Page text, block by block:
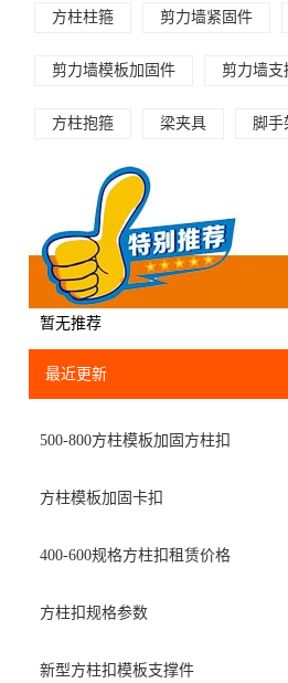
方柱柱箍 剪力墙紧固件
剪力墙模板加固件 剪力墙支
方柱抱箍 梁夹具 脚手
暂无推荐
最近更新
500-800方柱模板加固方柱扣
方柱模板加固卡扣
400-600规格方柱扣租赁价格
方柱扣规格参数
新型方柱扣模板支撑件